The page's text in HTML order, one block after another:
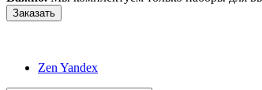
Zen Yandex